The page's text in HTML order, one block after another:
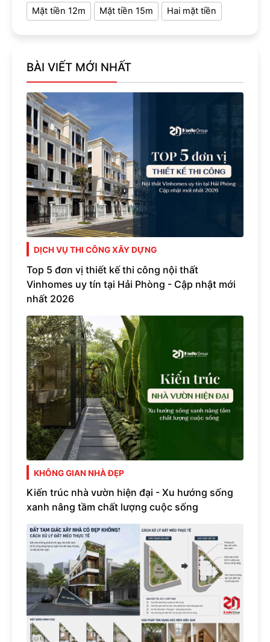
Mặt tiền 12m Mặt tiền 15m Hai mặt tiền
BÀI VIẾT MỚI NHẤT
DỊCH VỤ THI CÔNG XÂY DỰNG
Top 5 đơn vị thiết kế thi công nội thất
Vinhomes uy tín tại Hải Phòng - Cập nhật mới
nhất 2026
KHÔNG GIAN NHÀ ĐẸP
Kiến trúc nhà vườn hiện đại - Xu hướng sống
xanh nâng tầm chất lượng cuộc sống